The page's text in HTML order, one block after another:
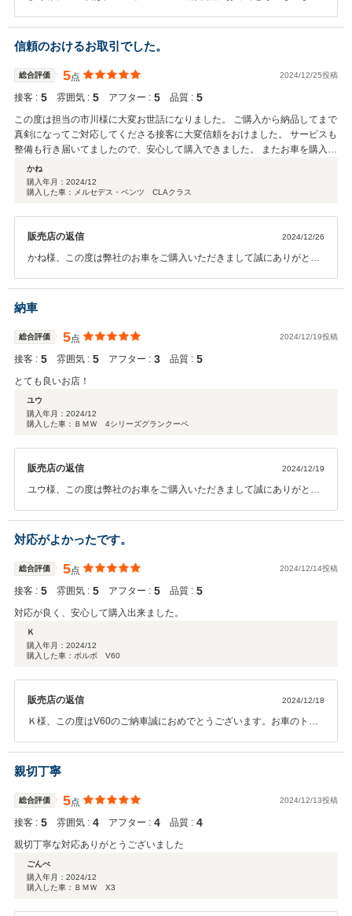
これから始まるひろ様のカーライフをしっかりとサポートさせて頂き
ますので末永いお付き合い宜しくお願い致します。
信頼のおけるお取引でした。
総合評価 5点 2024/12/25投稿
接客 : 5 雰囲気 : 5 アフター : 5 品質 : 5
この度は担当の市川様に大変お世話になりました。 ご購入から納品してまで
真剣になってご対応してくださる接客に大変信頼をおけました。 サービスも
整備も行き届いてましたので、安心して購入できました。 またお車を購入す
る先はお願いしたく申し上げます。 本当にありがとうございました。
かね
購入年月： 2024/12
購入した車：メルセデス・ベンツ CLAクラス
販売店の返信 2024/12/26
かね様、この度は弊社のお車をご購入いただきまして誠にありがとう
納車間に合ってよかったです！奥様はお車をご納車時まで確認できず
不安だったかと思いますがご納車の際の表情を見てホッとしました！
で、頼って頂ければと思います！ありがとうございました！
納車
総合評価 5点 2024/12/19投稿
接客 : 5 雰囲気 : 5 アフター : 3 品質 : 5
とても良いお店！
ユウ
購入年月： 2024/12
購入した車：ＢＭＷ 4シリーズグランクーペ
販売店の返信 2024/12/19
ユウ様、この度は弊社のお車をご購入いただきまして誠にありがとう
ですごいスピードでしたがお気に入りのお車が見つかって良かったで
す！今後もしっかりフォロー致しますので何かありましたら、すぐに
ご連絡ください！ありがとうございました！！
対応がよかったです。
総合評価 5点 2024/12/14投稿
接客 : 5 雰囲気 : 5 アフター : 5 品質 : 5
対応が良く、安心して購入出来ました。
Ｋ
購入年月： 2024/12
購入した車：ボルボ V60
販売店の返信 2024/12/18
Ｋ様、この度はV60のご納車誠におめでとうございます。お車のトラ
が見つかり良かったです。これから始まる Ｋ様のカーライフを全力で
サポートさせて頂きますので末永いお付き合い宜しくお願い致しま
す。
親切丁寧
総合評価 5点 2024/12/13投稿
接客 : 5 雰囲気 : 4 アフター : 4 品質 : 4
親切丁寧な対応ありがとうございました
ごんべ
購入年月： 2024/12
購入した車：ＢＭＷ X3